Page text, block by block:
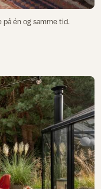
én og samme tid.